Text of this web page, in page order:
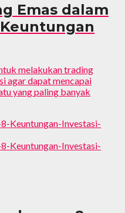
Emas dalam
melakukan trading
agar dapat mencapai
yang paling banyak